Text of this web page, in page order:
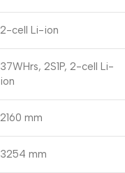
2-cell Li-ion
37WHrs, 2S1P, 2-cell Li-
ion
2160 mm
3254 mm